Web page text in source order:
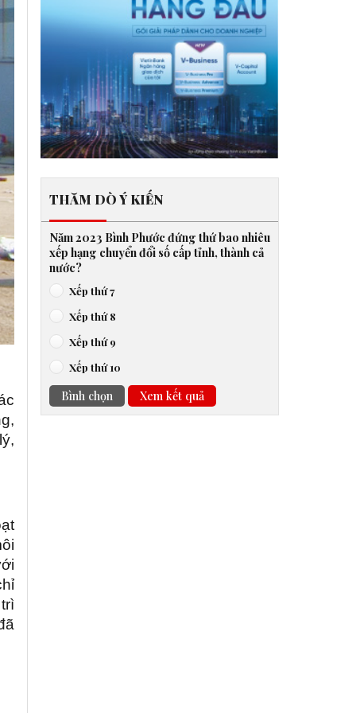
THĂM DÒ Ý KIẾN
Năm 2023 Bình Phước đứng thứ bao nhiêu
xếp hạng chuyển đổi số cấp tỉnh, thành cả
nước?
Xếp thứ 7
Xếp thứ 8
Xếp thứ 9
Xếp thứ 10
Bình chọn Xem kết quả